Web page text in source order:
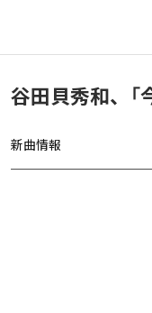
谷田貝秀和、「
新曲情報